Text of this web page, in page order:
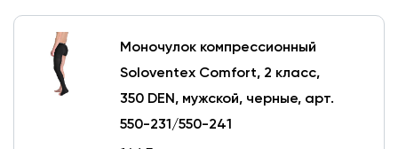
Моночулок компрессионный
Soloventex Comfort, 2 класс,
350 DEN, мужской, черные, арт.
550-231/550-241